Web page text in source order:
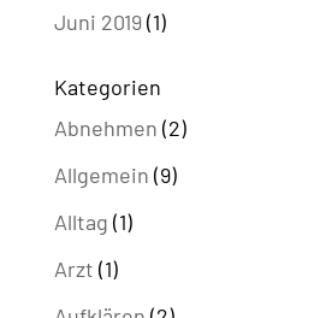
Juni 2019(1)
Kategorien
Abnehmen (2)
Allgemein (9)
Alltag (1)
Arzt (1)